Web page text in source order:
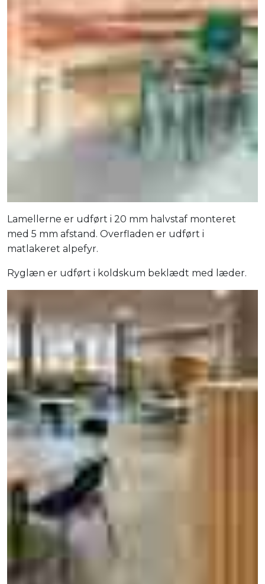
Lamellerne er udført i 20 mm halvstaf monteret
med 5 mm afstand. Overfladen er udført i
matlakeret alpefyr.
Ryglæn er udført i koldskum beklædt med læder.